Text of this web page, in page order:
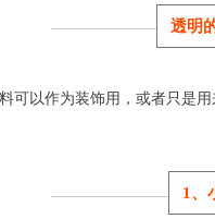
透明
以作为装饰用，或者只是用
1、